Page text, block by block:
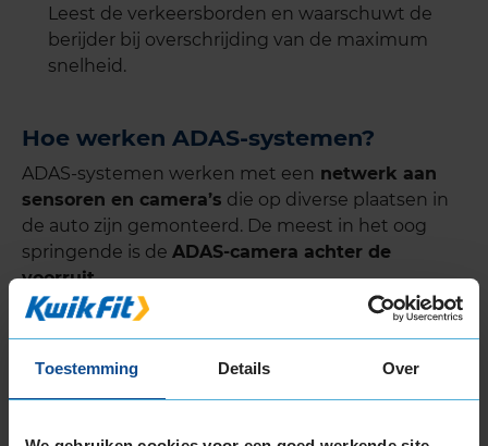
Toestemming Details Over
Leest de verkeersborden en waarschuwt de
berijder bij overschrijding van de maximum
snelheid.
Hoe werken ADAS-systemen?
ADAS-systemen werken met een netwerk aan
sensoren en camera’s die op diverse plaatsen in
de auto zijn gemonteerd. De meest in het oog
springende is de ADAS-camera achter de
voorruit.
alles wat er met en om de auto heen gebeurt en
computer. De slimme software in de computer